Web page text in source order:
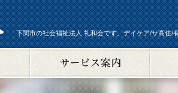
下関市の社会福祉法人 礼和会です。デイケア/サ高住/